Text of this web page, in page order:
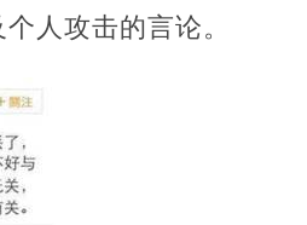
人攻击的言论。